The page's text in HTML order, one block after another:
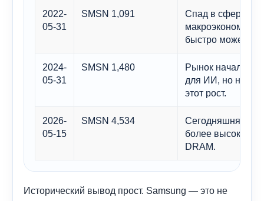
2022-
05-31
SMSN 1,091
Спад в сфере
быстро может
2024-
05-31
SMSN 1,480
Рынок начал
для ИИ, но не в
этот рост.
2026-
05-15
SMSN 4,534
Сегодняшняя
более высокие
DRAM.
Исторический вывод прост. Samsung — это не